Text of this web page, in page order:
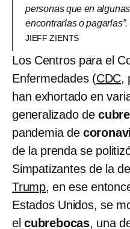
personas que en
encontrarlas o pagarlas”.
JIEFF ZIENTS
Los Centros para el
Enfermedades (CDC,
han exhortado en
generalizado de
pandemia de
de la prenda se
Simpatizantes de la
Trump, en ese
Estados Unidos, se
el cubrebocas, una